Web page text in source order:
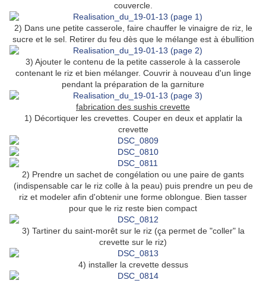
couvercle.
2) Dans une petite casserole, faire chauffer le vinaigre de riz, le
sucre et le sel. Retirer du feu dès que le mélange est à ébullition
3) Ajouter le contenu de la petite casserole à la casserole
contenant le riz et bien mélanger. Couvrir à nouveau d'un linge
pendant la préparation de la garniture
fabrication des sushis crevette
1) Décortiquer les crevettes. Couper en deux et applatir la
crevette
2) Prendre un sachet de congélation ou une paire de gants
(indispensable car le riz colle à la peau) puis prendre un peu de
riz et modeler afin d'obtenir une forme oblongue. Bien tasser
pour que le riz reste bien compact
3) Tartiner du saint-morêt sur le riz (ça permet de "coller" la
crevette sur le riz)
4) installer la crevette dessus